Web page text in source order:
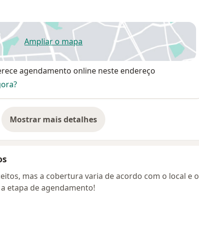
Ampliar o mapaabre num novo separador
agendamento online neste endereço
Mostrar mais detalhes
sobre o endereço
mas a cobertura varia de acordo com o local e o
etapa de agendamento!